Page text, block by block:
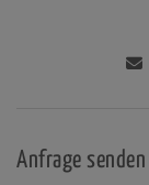
Anfrage senden